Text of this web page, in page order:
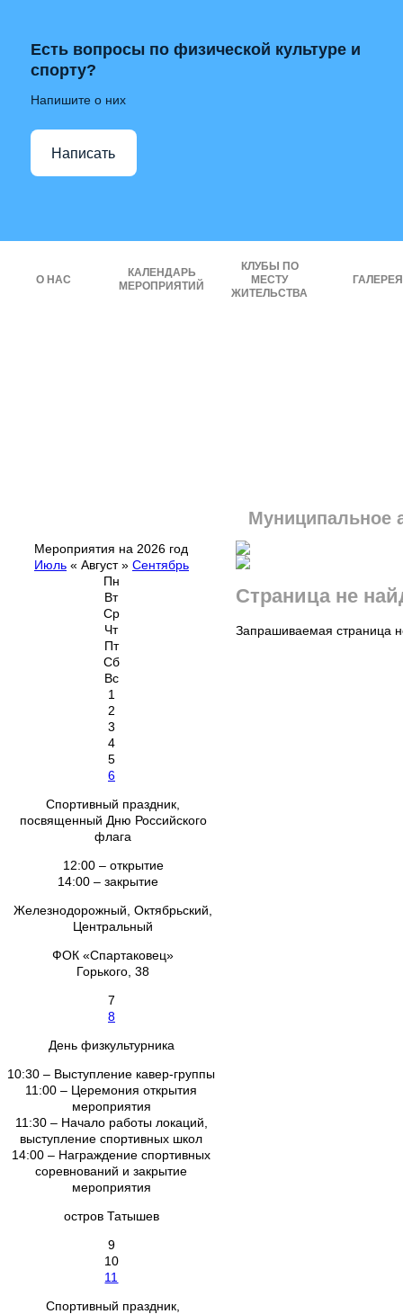
Есть вопросы по физической культуре и
спорту?
Напишите о них
Написать
О НАС
КАЛЕНДАРЬ
МЕРОПРИЯТИЙ
КЛУБЫ ПО
МЕСТУ
ЖИТЕЛЬСТВА
ГАЛЕРЕЯ
Муниципальное
Мероприятия на 2026 год
Июль « Август» Сентябрь
Пн
Вт
Ср
Чт
Пт
Сб
Вс
1
2
3
4
5
6
Спортивный праздник,
посвященный Дню Российского
флага
12:00 – открытие
14:00 – закрытие
Железнодорожный, Октябрьский,
Центральный
ФОК «Спартаковец»
Горького, 38
7
8
День физкультурника
10:30 – Выступление кавер-группы
11:00 – Церемония открытия
мероприятия
11:30 – Начало работы локаций,
выступление спортивных школ
14:00 – Награждение спортивных
соревнований и закрытие
мероприятия
остров Татышев
9
10
11
Спортивный праздник,
Страница не
Запрашиваемая страница